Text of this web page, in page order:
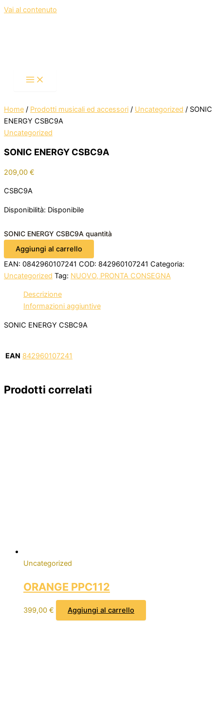
Vai al contenuto
Home / Prodotti musicali ed accessori / Uncategorized / SONIC
ENERGY CSBC9A
Uncategorized
SONIC ENERGY CSBC9A
209,00 €
CSBC9A
Disponibilità: Disponibile
SONIC ENERGY CSBC9A quantità
Aggiungi al carrello
EAN: 0842960107241 COD: 842960107241 Categoria:
Uncategorized Tag: NUOVO, PRONTA CONSEGNA
Descrizione
Informazioni aggiuntive
SONIC ENERGY CSBC9A
EAN 842960107241
Prodotti correlati
Uncategorized
ORANGE PPC112
399,00 € Aggiungi al carrello